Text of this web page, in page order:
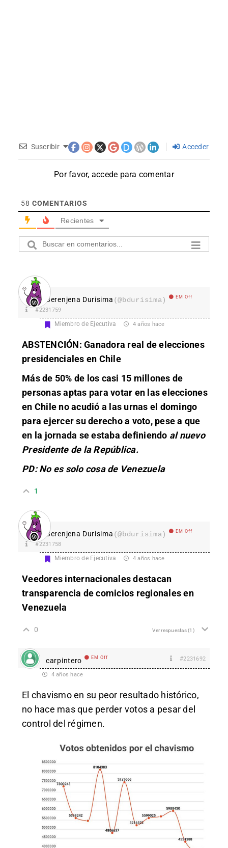
Suscribir Acceder
Por favor, accede para comentar
58 COMENTARIOS
Recientes
Berenjena Durisima (@bdurisima) EM Off
#2231759
Miembro de Ejecutiva 4 años hace
ABSTENCIÓN: Ganadora real de elecciones
presidenciales en Chile
Más de 50% de los casi 15 millones de
personas aptas para votar en las elecciones
en Chile no acudió a las urnas el domingo
para ejercer su derecho a voto, pese a que
en la jornada se estaba definiendo al nuevo
Presidente de la República.
PD: No es solo cosa de Venezuela
1
Berenjena Durisima (@bdurisima) EM Off
#2231758
Miembro de Ejecutiva 4 años hace
Veedores internacionales destacan
transparencia de comicios regionales en
Venezuela
0 Ver respuestas(1)
carpintero EM Off #2231692
4 años hace
El chavismo en su peor resultado histórico,
no hace mas que perder votos a pesar del
control del régimen.